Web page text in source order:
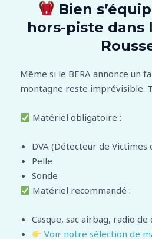
Bien
hors-piste dans
Même si le BERA annonce un
montagne reste imprévisible.
Matériel obligatoire :
DVA (Détecteur de Victimes
Pelle
Sonde
Matériel recommandé :
Casque, sac airbag, radio
Voir notre sélection de